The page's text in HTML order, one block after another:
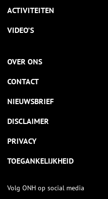
ACTIVITEITEN
VIDEO’S
OVER ONS
CONTACT
NIEUWSBRIEF
DISCLAIMER
PRIVACY
TOEGANKELIJKHEID
Volg ONH op social media